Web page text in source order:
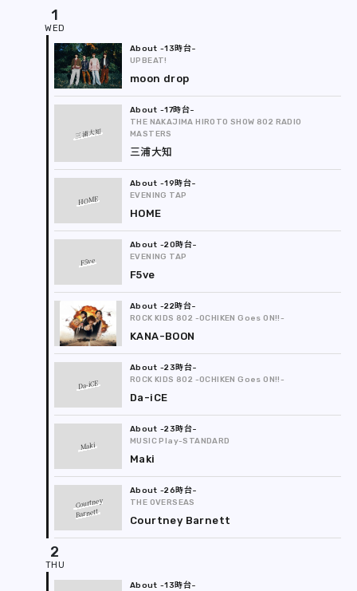
REPORT
PODCAST
HEAVY ROTATION
FAQ
1
-13時台
UPBEAT!
moon drop
三浦大知
-17時台
THE NAKAJIMA HIROTO SHOW 802 RADIO
MASTERS
三浦大知
HOME
-19時台
EVENING TAP
HOME
F5ve
-20時台
EVENING TAP
F5ve
-22時台
ROCK KIDS 802 -OCHIKEN Goes ON!!-
KANA-BOON
Da-iCE
-23時台
ROCK KIDS 802 -OCHIKEN Goes ON!!-
Da-iCE
Maki
-23時台
MUSIC Play-STANDARD
Maki
Courtney
Barnett
-26時台
THE OVERSEAS
Courtney Barnett
2
-13時台